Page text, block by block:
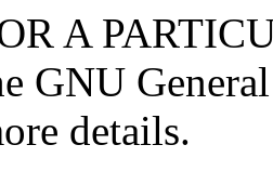
A
GNU
details.